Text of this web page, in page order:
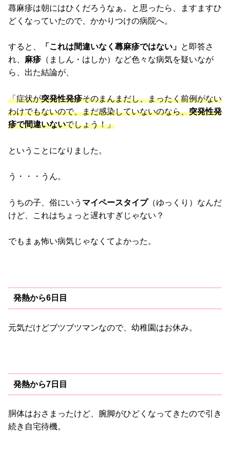
蕁麻疹は朝にはひくだろうなぁ。と思ったら、ますますひ
どくなっていたので、かかりつけの病院へ。
すると、 「これは間違いなく蕁麻疹ではない」 と即答さ
れ、 麻疹（ましん・はしか）など色々な病気を疑いなが
ら、出た結論が、
「症状が突発性発疹そのまんまだし、まったく前例がない
わけでもないので、まだ感染していないのなら、突発性発
疹で間違いないでしょう！」
ということになりました。
う・・・うん。
うちの子、俗にいう マイペースタイプ（ゆっくり）なんだ
けど、これはちょっと遅れすぎじゃない？
でもまぁ怖い病気じゃなくてよかった。
発熱から6日目
元気だけどブツブツマンなので、幼稚園はお休み。
発熱から7日目
胴体はおさまったけど、腕脚がひどくなってきたので引き
続き自宅待機。